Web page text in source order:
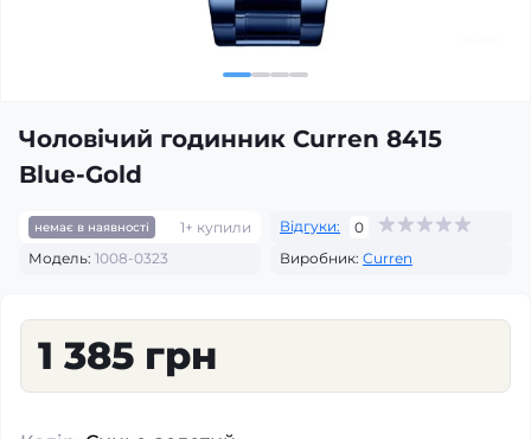
Чоловічий годинник Curren 8415
Blue-Gold
немає в наявності 1+ купили Відгуки:
0
Модель: 1008-0323 Виробник: Curren
1 385 грн